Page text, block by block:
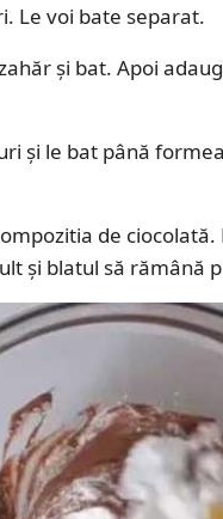
Le voi bate separat.
și bat. Apoi
și le bat până
de
și blatul să rămână